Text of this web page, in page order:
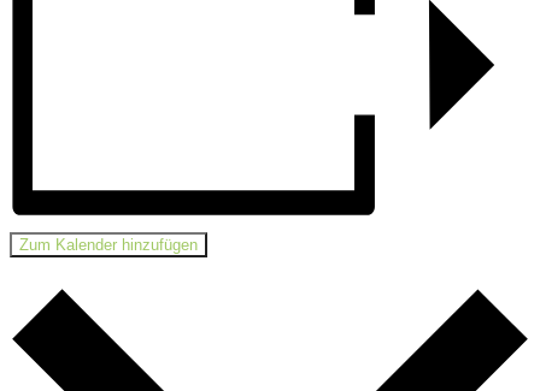
Zum Kalender hinzufügen